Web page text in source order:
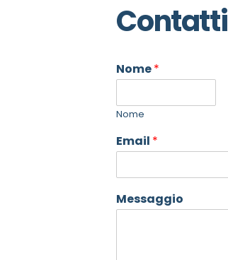
Contatti
Nome*
Nome
Email *
Messaggio